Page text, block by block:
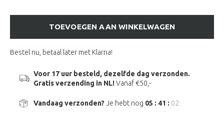
TOEVOEGEN AAN WINKELWAGEN
Bestel nu, betaal later met Klarna!
Voor 17 uur besteld, dezelfde dag verzonden.
Gratis verzending in NL!Vanaf €50,-
Vandaag verzonden? Je hebt nog 05 : 41 : 00